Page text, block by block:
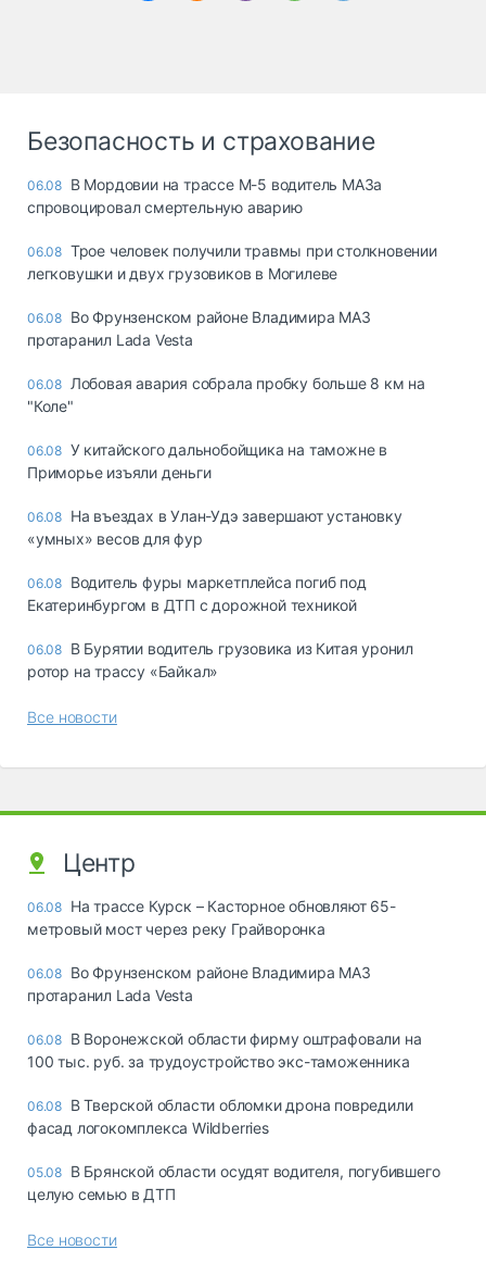
Безопасность и страхование
06.08 В Мордовии на трассе М-5 водитель МАЗа
спровоцировал смертельную аварию
06.08 Трое человек получили травмы при столкновении
легковушки и двух грузовиков в Могилеве
06.08 Во Фрунзенском районе Владимира МАЗ
протаранил Lada Vesta
06.08 Лобовая авария собрала пробку больше 8 км на
"Коле"
06.08 У китайского дальнобойщика на таможне в
Приморье изъяли деньги
06.08 Ha въeздax в Улaн-Удэ зaвepшaют ycтaнoвкy
«yмныx» вecoв для фyp
06.08 Водитель фуры маркетплейса погиб под
Екатеринбургом в ДТП с дорожной техникой
06.08 В Бурятии водитель грузовика из Китая уронил
ротор на трассу «Байкал»
Все новости
Центр
06.08 На трассе Курск – Касторное обновляют 65-
метровый мост через реку Грайворонка
06.08 Во Фрунзенском районе Владимира МАЗ
протаранил Lada Vesta
06.08 В Воронежской области фирму оштрафовали на
100 тыс. руб. за трудоустройство экс-таможенника
06.08 В Тверской области обломки дрона повредили
фасад логокомплекса Wildberries
05.08 В Брянской области осудят водителя, погубившего
целую семью в ДТП
Все новости